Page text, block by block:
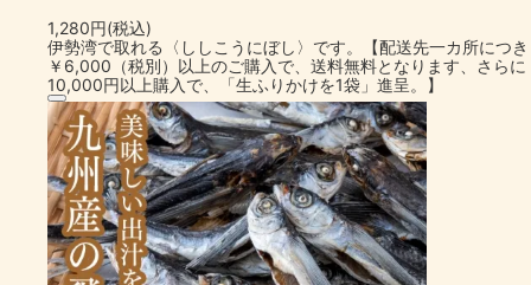
1,280円(税込)
伊勢湾で取れる〈ししこうにぼし〉です。【配送先一カ所につき
￥6,000（税別）以上のご購入で、送料無料となります、さらに
10,000円以上購入で、「生ふりかけを1袋」進呈。】